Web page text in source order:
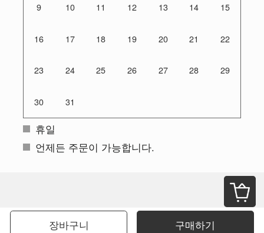
장바구니 구매하기
9 10 11 12 13 14 15
16 17 18 19 20 21 22
23 24 25 26 27 28 29
30 31
휴일
언제든 주문이 가능합니다.